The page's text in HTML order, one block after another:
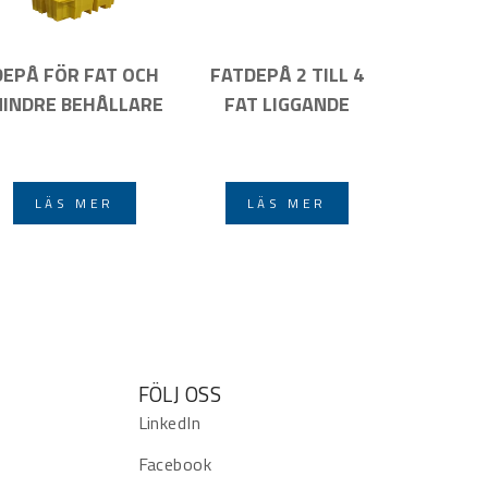
FÖR FAT OCH
BEHÅLLARE
LÄS MER
FATDEPÅ 2 TILL 4
FAT LIGGANDE
LÄS MER
FÖLJ OSS
LinkedIn
Facebook